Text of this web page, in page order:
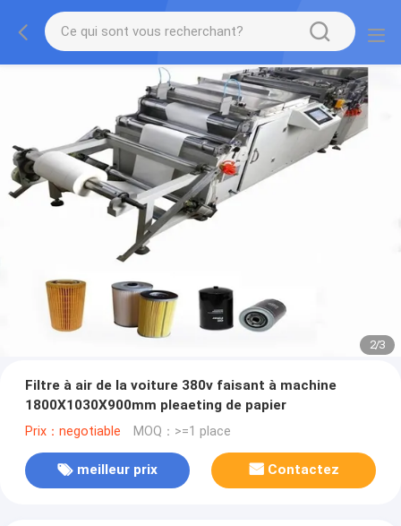
2/3
Filtre à air de la voiture 380v faisant à machine
1800X1030X900mm pleaeting de papier
Prix：negotiable MOQ：>=1 place
meilleur prix Contactez